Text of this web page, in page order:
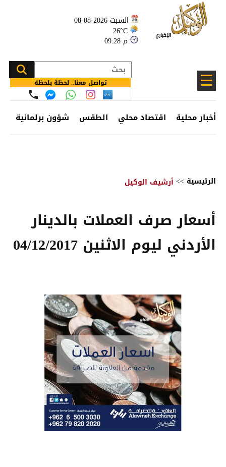
السبت 2026-08-08
26°C
09:28 م
☰ تواصل معنا.. لحظة بلحظة
أخبار محلية اقتصاد محلي الطقس شؤون برلمانية
الرئيسية >> أرشيف الوكيل
أسعار صرف العملات بالدينار
الأردني ليوم الاثنين 04/12/2017